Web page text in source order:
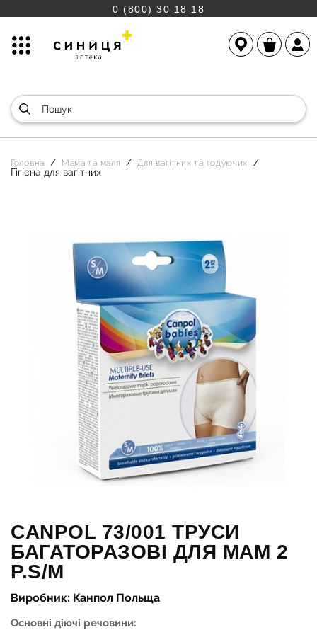
0 (800) 30 18 18
Головна Мама та маля Для вагітних та годуючих
Гігієна для вагітних
CANPOL 73/001 ТРУСИ
БАГАТОРАЗОВІ ДЛЯ МАМ 2
Р.S/M
Виробник: Канпол Польща
Основні діючі речовини: